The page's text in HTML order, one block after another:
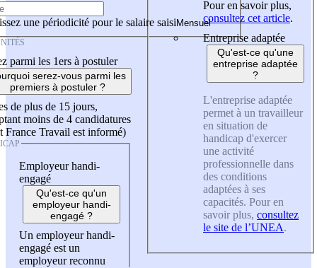
une périodicité pour le salaire saisi
parmi les 1ers à postuler
serez-vous parmi les
premiers à postuler ?
de plus de 15 jours,
moins de 4 candidatures
France Travail est informé)
Employeur handi-
engagé
Qu'est-ce qu'un
employeur handi-
engagé ?
Un employeur handi-
engagé est un
employeur reconnu
Pour en savoir plus,
consultez cet article.
Entreprise adaptée
Qu'est-ce qu'une
entreprise adaptée
?
L'entreprise adaptée
permet à un travailleur
en situation de
handicap d'exercer
une activité
professionnelle dans
des conditions
adaptées à ses
capacités. Pour en
savoir plus, consultez
le site de l’UNEA.